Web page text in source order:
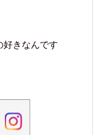
きなんです